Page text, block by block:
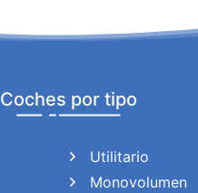
Coches por tipo
Utilitario
Monovolumen